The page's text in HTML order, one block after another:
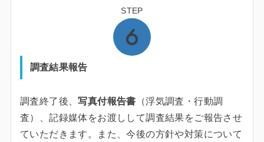
STEP
調査結果報告
調査終了後、写真付報告書 （浮気調査・行動調
査）、記録媒体をお渡しして調査結果をご報告させ
ていただきます。また、今後の方針や対策について